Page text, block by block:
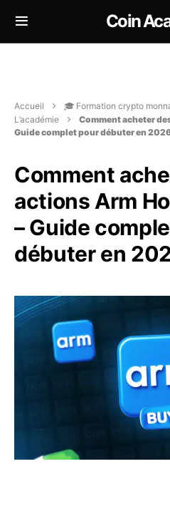
Coin
Accueil
🎓 Formation crypto
L’académie
Comment acheter
Guide complet pour débuter en
Comment
actions Arm
– Guide
débuter en